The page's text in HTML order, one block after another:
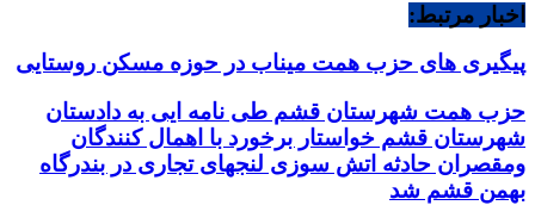
اخبار مرتبط:
پیگیری های حزب همت میناب در حوزه مسکن روستایی
حزب همت شهرستان قشم طی نامه ایی به دادستان
شهرستان قشم خواستار برخورد با اهمال کنندگان
ومقصران حادثه اتش سوزی لنجهای تجاری در بندرگاه
بهمن قشم شد